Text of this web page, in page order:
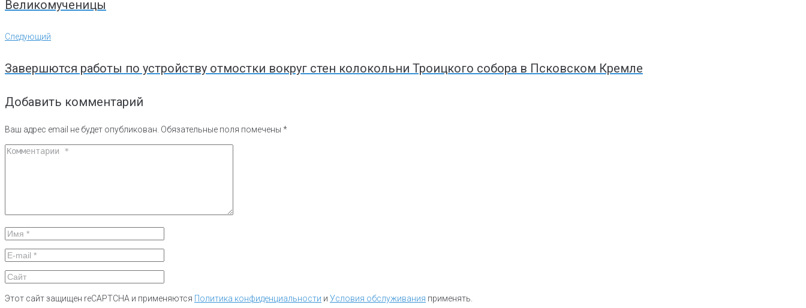
Великомученицы
Следующий
Следующий
Завершются работы по устройству отмостки вокруг стен колокольни Троицкого собора в Псковском Кремле
Добавить комментарий
Ваш адрес email не будет опубликован. Обязательные поля помечены *
Этот сайт защищен reCAPTCHA и применяются Политика конфиденциальности и Условия обслуживания применять.